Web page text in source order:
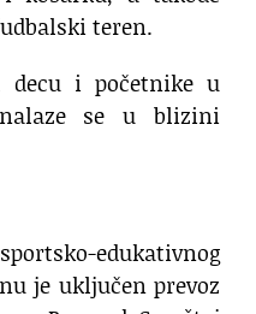
teren.
decu i početnike u
se u blizini
edukativnog
je uključen prevoz